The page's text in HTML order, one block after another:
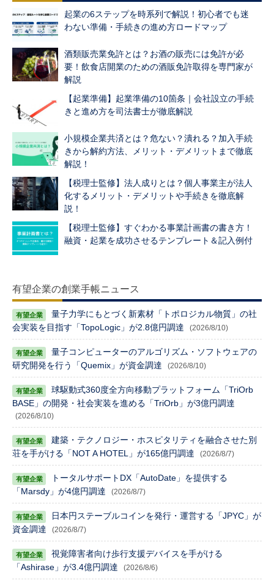
起業の6ステップを時系列で解説！初心者でも迷
わない準備・手続きの進め方ロードマップ
酒類販売業免許とは？お酒の販売には免許が必
要！飲食店開業のための酒販免許取得を専門家が
解説
【起業準備】起業準備の10箇条｜会社設立の手続
きと進め方を司法書士が徹底解説
小規模企業共済とは？危ない？潰れる？加入手続
きから解約方法、メリット・デメリットまで徹底
解説！
【税理士監修】法人成りとは？個人事業主が法人
化するメリット・デメリットや手続きを徹底解
説！
【税理士監修】すぐわかる事業計画書の書き方！
融資・起業を成功させるテンプレート＆記入例付
有望企業の創業手帳ニュース
量子力学にもとづく新素材「トポロジカル物質」の社
会実装を目指す「TopoLogic」が2.8億円調達
(2026/8/10)
量子コンピューターのアルゴリズム・ソフトウェアの
研究開発を行う「Quemix」が資金調達
(2026/8/10)
球駆動式360度全方向移動プラットフォーム「TriOrb
BASE」の開発・社会実装を進める「TriOrb」が3億円調達
(2026/8/10)
建築・テクノロジー・ホスピタリティを融合させた別
荘を手がける「NOT A HOTEL」が165億円調達
(2026/8/7)
トータルサポートDX「AutoDate」を提供する
「Marsdy」が4億円調達
(2026/8/7)
日本円ステーブルコインを発行・運営する「JPYC」が
資金調達
(2026/8/7)
視覚障害者向け歩行支援デバイスを手がける
「Ashirase」が3.4億円調達
(2026/8/6)